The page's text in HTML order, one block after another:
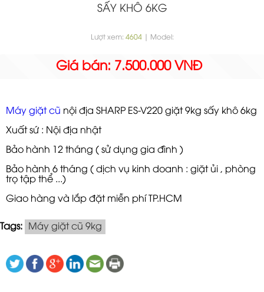
SẤY KHÔ 6KG
Lượt xem: 4604| Model:
Giá bán: 7.500.000 VNĐ
Máy giặt cũ nội địa SHARP ES-V220 giặt 9kg sấy khô 6kg
Xuất sứ : Nội địa nhật
Bảo hành 12 tháng ( sử dụng gia đình )
Bảo hành 6 tháng ( dịch vụ kinh doanh : giặt ủi , phòng
trọ tập thể ...)
Giao hàng và lắp đặt miễn phí TP.HCM
Tags: Máy giặt cũ 9kg